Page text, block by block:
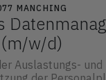
MANCHING
w/d)
Auslastungs-